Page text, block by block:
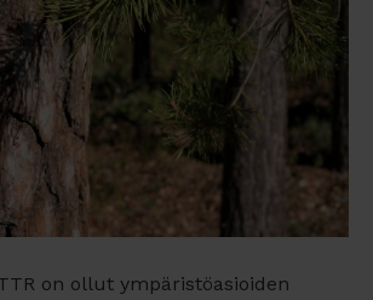
on ollut ympäristöasioiden